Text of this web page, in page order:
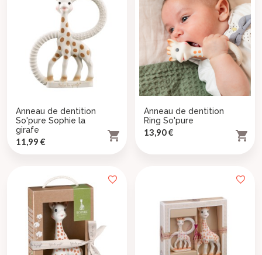
Anneau de dentition
So'pure Sophie la
girafe
Prix
11,99 € 
Anneau de dentition
Ring So'pure
Prix
13,90 € 